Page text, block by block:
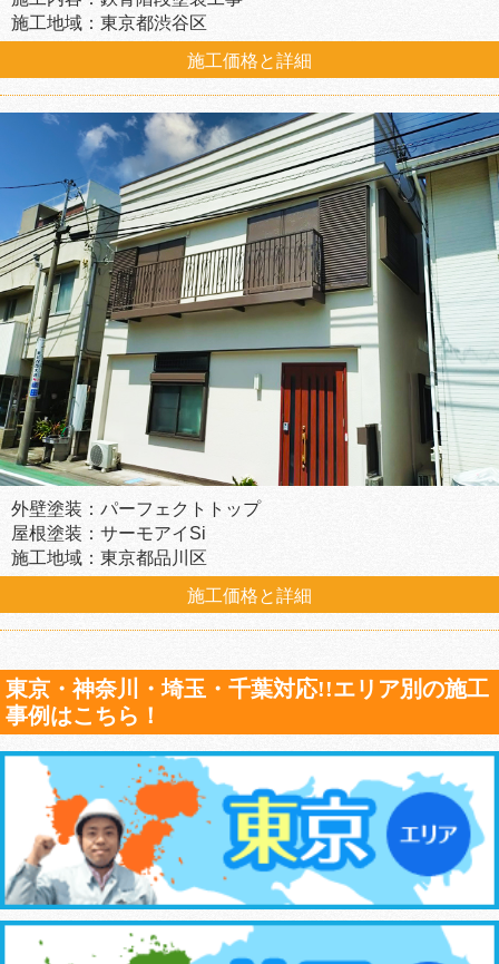
施工地域：東京都渋谷区
施工価格と詳細
外壁塗装：パーフェクトトップ
屋根塗装：サーモアイSi
施工地域：東京都品川区
施工価格と詳細
東京・神奈川・埼玉・千葉対応!!エリア別の施工
事例はこちら！